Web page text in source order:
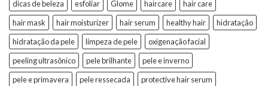
dicas de beleza
esfoliar Glome haircare
hair care
hair mask
hair moisturizer hair serum healthy hair
hidratação
hidratação da pele
limpeza de pele
oxigenação facial
peeling ultrasônico
pele brilhante
pele e inverno
pele e primavera
pele ressecada protective hair serum